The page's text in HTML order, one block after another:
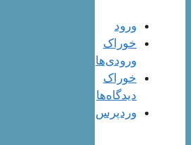
ورود
خوراک
ورودی‌ها
خوراک
دیدگاه‌ها
وردپرس